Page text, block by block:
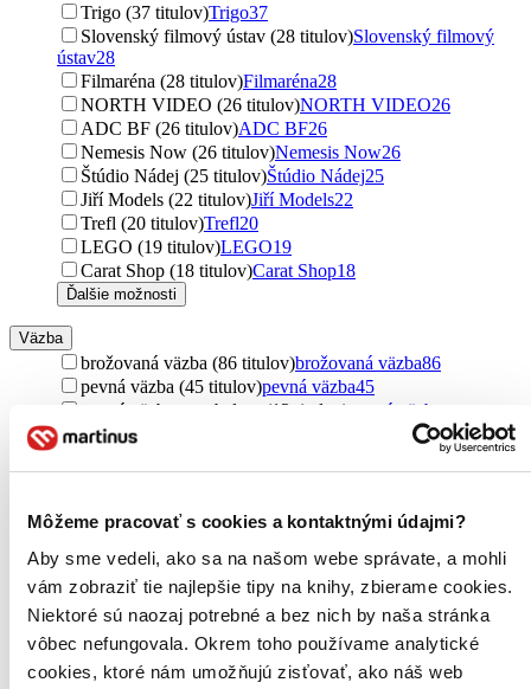
Môžeme pracovať s cookies a kontaktnými údajmi?
Aby sme vedeli, ako sa na našom webe správate, a mohli
vám zobraziť tie najlepšie tipy na knihy, zbierame cookies.
Niektoré sú naozaj potrebné a bez nich by naša stránka
vôbec nefungovala. Okrem toho používame analytické
cookies, ktoré nám umožňujú zisťovať, ako náš web
Trigo (37 titulov)Trigo37
Slovenský filmový ústav (28 titulov)Slovenský filmový
ústav28
Filmaréna (28 titulov)Filmaréna28
NORTH VIDEO (26 titulov)NORTH VIDEO26
ADC BF (26 titulov)ADC BF26
Nemesis Now (26 titulov)Nemesis Now26
Štúdio Nádej (25 titulov)Štúdio Nádej25
Jiří Models (22 titulov)Jiří Models22
Trefl (20 titulov)Trefl20
LEGO (19 titulov)LEGO19
Carat Shop (18 titulov)Carat Shop18
Ďalšie možnosti
Väzba
brožovaná väzba (86 titulov)brožovaná väzba86
pevná väzba (45 titulov)pevná väzba45
pevná väzba s prebalom (12 titulov)
pevná väzba s
prebalom12
Formát
UltraHDBluray (141 titulov)UltraHDBluray141
E-kniha: EPUB (22 titulov)E-kniha: EPUB22
E-kniha: MOBI (16 titulov)E-kniha: MOBI16
E-kniha: PDF (8 titulov) E-kniha: PDF8
E-kniha: EPUB (Adobe DRM) (6 titulov) E-kniha: EPUB
(Adobe DRM)